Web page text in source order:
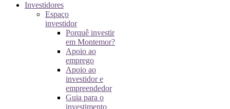
Investidores
Espaço
investidor
Porquê investir
em Montemor?
Apoio ao
emprego
Apoio ao
investidor e
empreendedor
Guia para o
investimento